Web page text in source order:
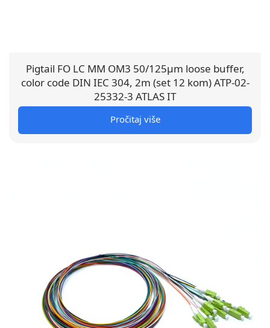
Pigtail FO LC MM OM3 50/125µm loose buffer,
color code DIN IEC 304, 2m (set 12 kom) ATP-02-
25332-3 ATLAS IT
Pročitaj više